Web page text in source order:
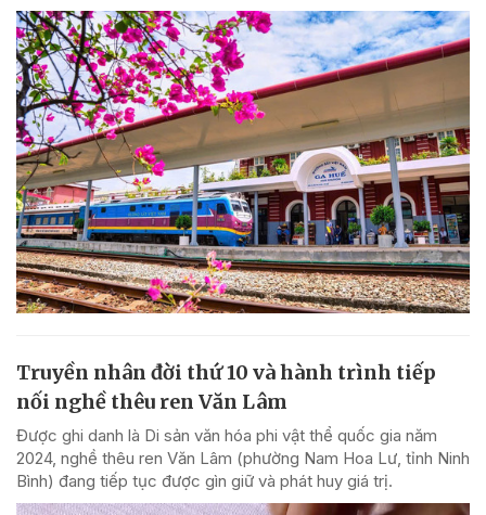
Truyền nhân đời thứ 10 và hành trình tiếp
nối nghề thêu ren Văn Lâm
Được ghi danh là Di sản văn hóa phi vật thể quốc gia năm
2024, nghề thêu ren Văn Lâm (phường Nam Hoa Lư, tỉnh Ninh
Bình) đang tiếp tục được gìn giữ và phát huy giá trị.